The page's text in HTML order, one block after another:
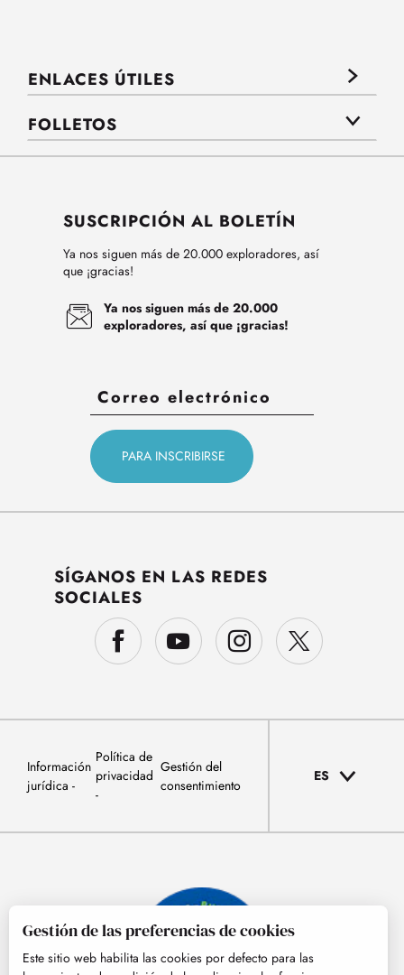
ENLACES ÚTILES
FOLLETOS
SUSCRIPCIÓN AL BOLETÍN
Ya nos siguen más de 20.000 exploradores, así
que ¡gracias!
Ya nos siguen más de 20.000
exploradores, así que ¡gracias!
SÍGANOS EN LAS REDES
SOCIALES
Información
jurídica
Política de
privacidad
Gestión del
consentimiento
ES
Gestión de las preferencias de cookies
Este sitio web habilita las cookies por defecto para las